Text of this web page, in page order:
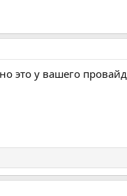
это у вашего